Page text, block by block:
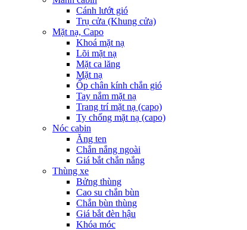
Cánh lướt gió
Trụ cửa (Khung cửa)
Mặt nạ, Capo
Khoá mặt nạ
Lõi mặt nạ
Mặt ca lăng
Mặt nạ
Ốp chân kính chắn gió
Tay nắm mặt nạ
Trang trí mặt nạ (capo)
Ty chống mặt nạ (capo)
Nóc cabin
Ăng ten
Chắn nắng ngoài
Giá bắt chắn nắng
Thùng xe
Bửng thùng
Cao su chắn bùn
Chắn bùn thùng
Giá bắt đèn hậu
Khóa móc